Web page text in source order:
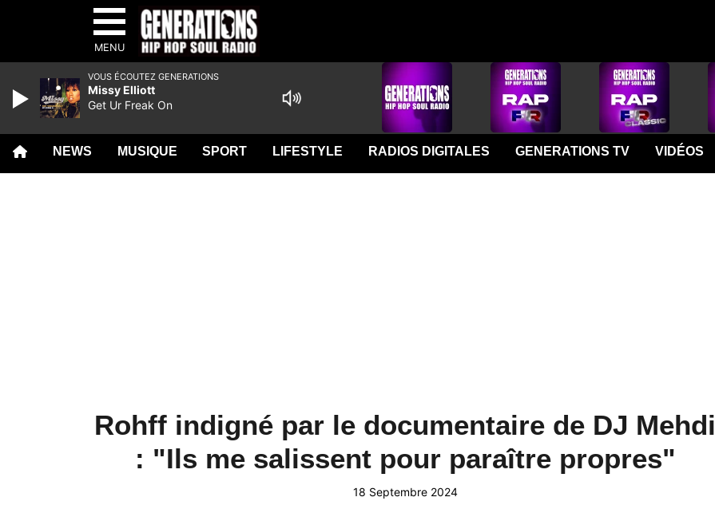
MENU
NEWS MUSIQUE SPORT LIFESTYLE RADIOS DIGITALES GENERATIONS TV VIDÉOS
Rohff indigné par le documentaire de DJ Mehdi
: "Ils me salissent pour paraître propres"
18 Septembre 2024
VOUS ÉCOUTEZ GENERATIONS
Missy Elliott
Get Ur Freak On